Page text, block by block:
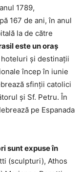
1789,
167 de ani, în anul
la de către
este un oraș
și destinații
încep în iunie
sfinții catolici
și Sf. Petru. În
pe Espanada
sunt expuse în
(sculpturi), Athos